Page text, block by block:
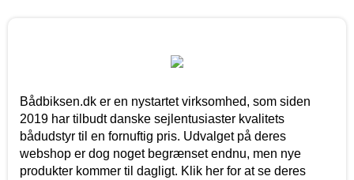
Bådbiksen.dk er en nystartet virksomhed, som siden
2019 har tilbudt danske sejlentusiaster kvalitets
bådudstyr til en fornuftig pris. Udvalget på deres
webshop er dog noget begrænset endnu, men nye
produkter kommer til dagligt. Klik her for at se deres